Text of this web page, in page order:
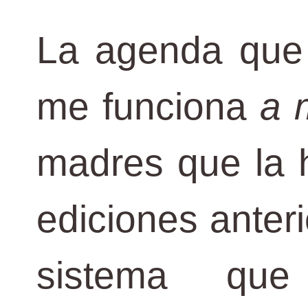
La agenda
me funciona a
madres que la
ediciones
sistema